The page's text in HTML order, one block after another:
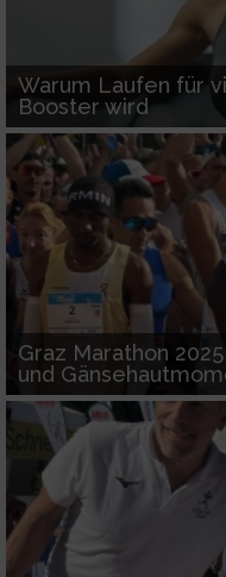
Warum Laufen für
Booster wird
Graz Marathon
und
von Werbeanzeigen
Erstellung von Profilen
Werbung
Verwendung von
personalisierter
Erstellung von Profilen
von Inhalten
Verwendung von
personalisierter Inhalte
Messung der
Messung der
Analyse von
oder Kombinationen
verschiedenen Quellen